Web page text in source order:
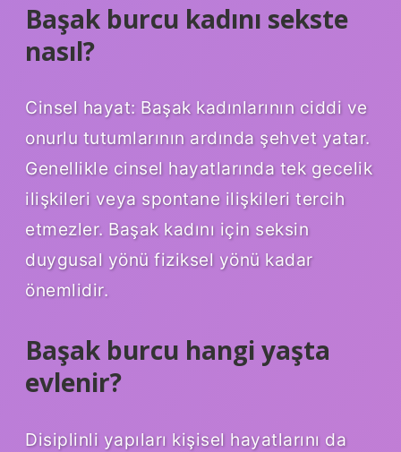
Başak burcu kadını sekste
nasıl?
Cinsel hayat: Başak kadınlarının ciddi ve
onurlu tutumlarının ardında şehvet yatar.
Genellikle cinsel hayatlarında tek gecelik
ilişkileri veya spontane ilişkileri tercih
etmezler. Başak kadını için seksin
duygusal yönü fiziksel yönü kadar
önemlidir.
Başak burcu hangi yaşta
evlenir?
Disiplinli yapıları kişisel hayatlarını da